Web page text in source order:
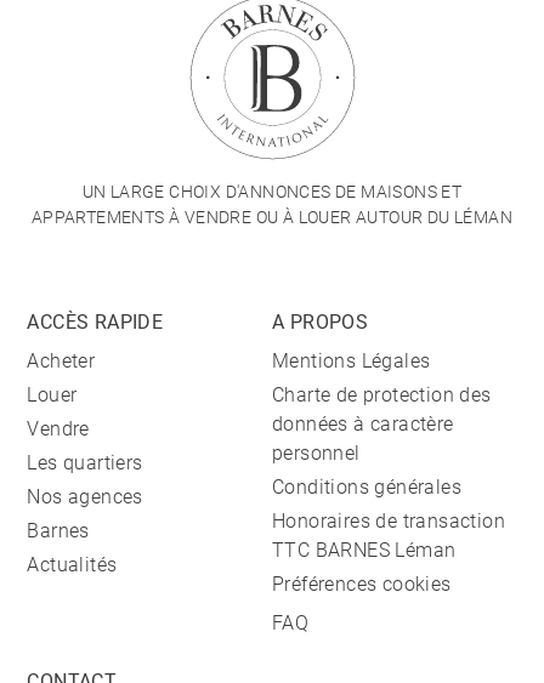
UN LARGE CHOIX D'ANNONCES DE MAISONS ET
APPARTEMENTS À VENDRE OU À LOUER AUTOUR DU LÉMAN
ACCÈS RAPIDE
Acheter
Louer
Vendre
Les quartiers
Nos agences
Barnes
Actualités
A PROPOS
Mentions Légales
Charte de protection des
données à caractère
personnel
Conditions générales
Honoraires de transaction
TTC BARNES Léman
Préférences cookies
FAQ